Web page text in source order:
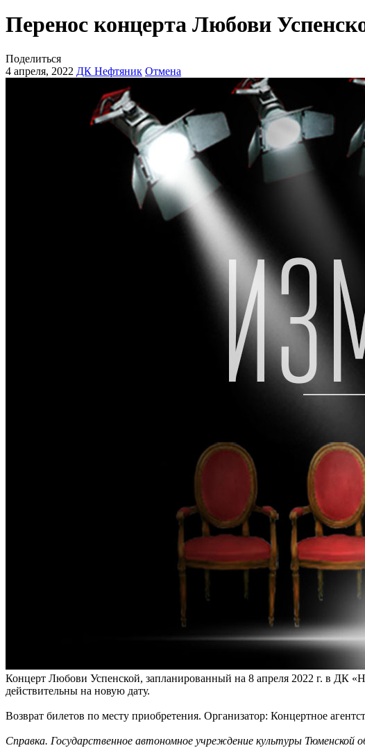
Перенос концерта Любови
Поделиться
4 апреля, 2022 ДК Нефтяник Отмена
Концерт Любови Успенской, запланированный на 8 апреля 2022 г. в ДК
действительны на новую дату.
Возврат билетов по месту приобретения. Организатор: Концертное
Справка. Государственное автономное учреждение культуры